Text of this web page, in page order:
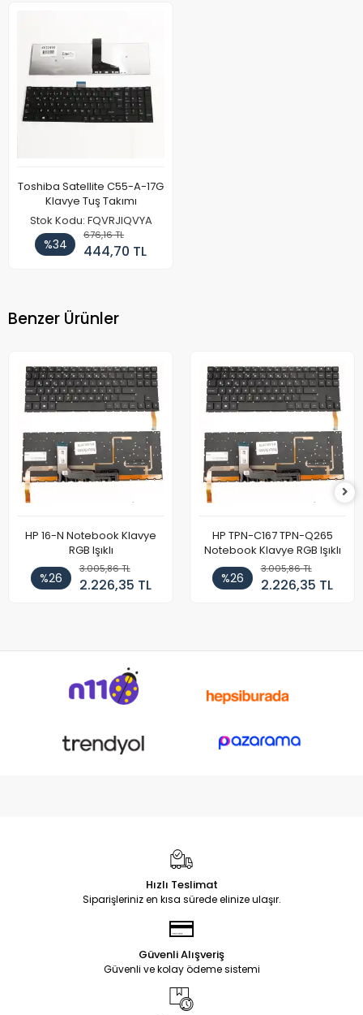
Toshiba Satellite C55-A-17G
Klavye Tuş Takımı
Stok Kodu: FQVRJIQVYA
%34
676,16 TL
444,70 TL
Benzer Ürünler
HP 16-N Notebook Klavye
RGB Işıklı
%26
3.005,86 TL
2.226,35 TL
HP TPN-C167 TPN-Q265
Notebook Klavye RGB Işıklı
%26
3.005,86 TL
2.226,35 TL
Hızlı Teslimat
Siparişleriniz en kısa sürede elinize ulaşır.
Güvenli Alışveriş
Güvenli ve kolay ödeme sistemi